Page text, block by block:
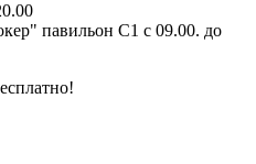
павильон С1 с 09.00. до